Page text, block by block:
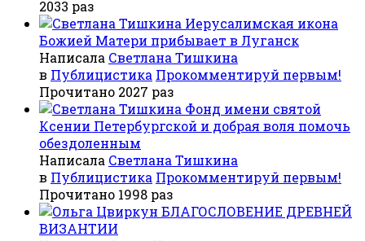
2033 раз
Иерусалимская икона
Божией Матери прибывает в Луганск
Написала Светлана Тишкина
в Публицистика Прокомментируй первым!
Прочитано 2027 раз
Фонд имени святой
Ксении Петербургской и добрая воля помочь
обездоленным
Написала Светлана Тишкина
в Публицистика Прокомментируй первым!
Прочитано 1998 раз
БЛАГОСЛОВЕНИЕ ДРЕВНЕЙ
ВИЗАНТИИ